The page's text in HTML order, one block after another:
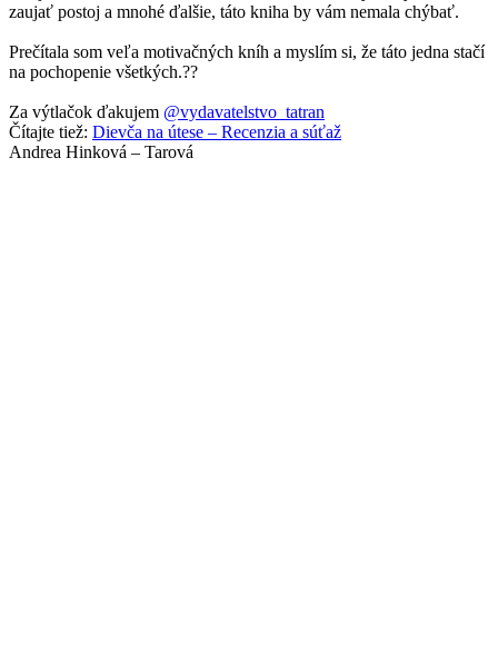
zaujať postoj a mnohé ďalšie, táto kniha by vám nemala chýbať.
Prečítala som veľa motivačných kníh a myslím si, že táto jedna stačí
na pochopenie všetkých.??
Za výtlačok ďakujem @vydavatelstvo_tatran
Čítajte tiež: Dievča na útese – Recenzia a súťaž
Andrea Hinková – Tarová